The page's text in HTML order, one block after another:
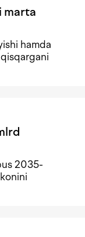
marta
hamda
2035-